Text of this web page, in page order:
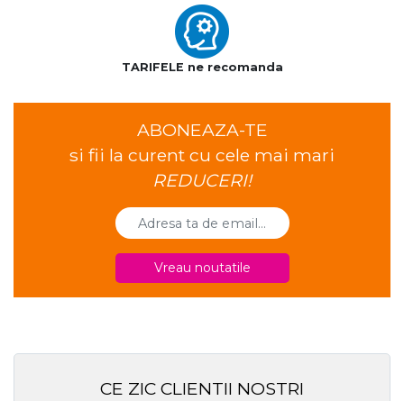
TARIFELE ne recomanda
ABONEAZA-TE
si fii la curent cu cele mai mari
REDUCERI!
Vreau noutatile
CE ZIC CLIENTII NOSTRI